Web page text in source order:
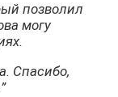
позволил
могу
Спасибо,